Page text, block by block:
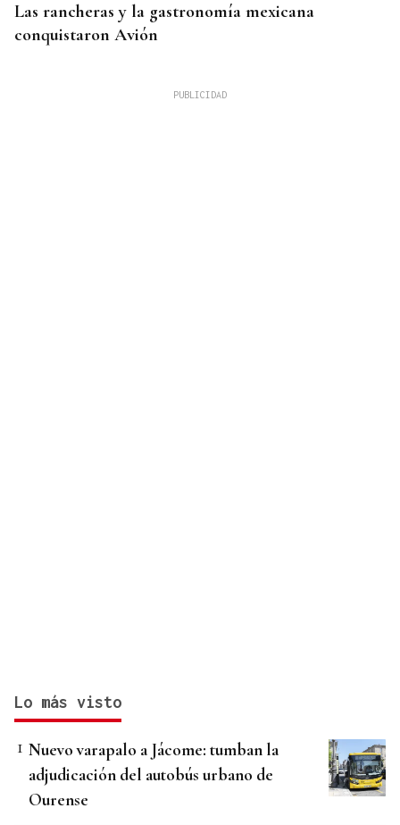
Las rancheras y la gastronomía mexicana
conquistaron Avión
Lo más visto
Nuevo varapalo a Jácome: tumban la
adjudicación del autobús urbano de
Ourense